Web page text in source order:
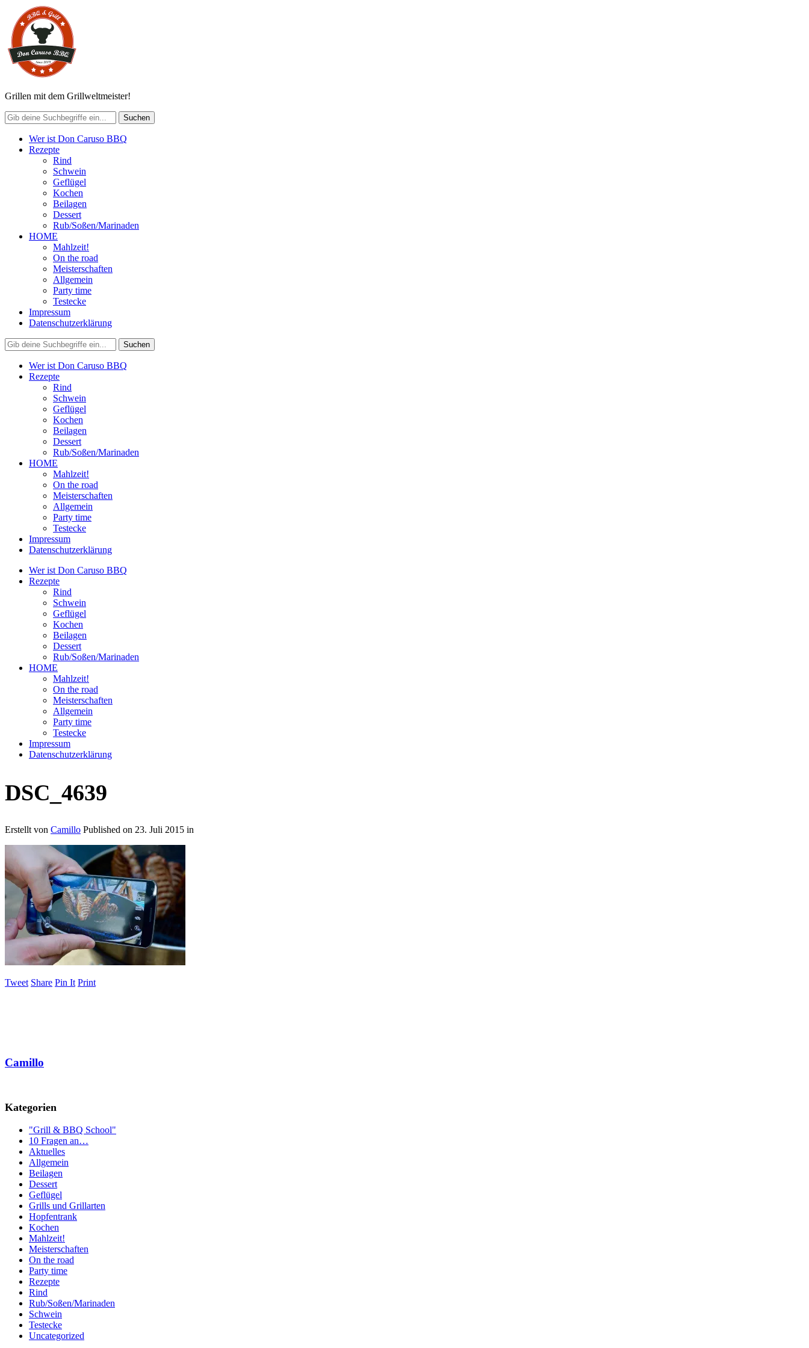
Grillen mit dem Grillweltmeister!
Wer ist Don Caruso BBQ
Rezepte
Rind
Schwein
Geflügel
Kochen
Beilagen
Dessert
Rub/Soßen/Marinaden
HOME
Mahlzeit!
On the road
Meisterschaften
Allgemein
Party time
Testecke
Impressum
Datenschutzerklärung
Wer ist Don Caruso BBQ
Rezepte
Rind
Schwein
Geflügel
Kochen
Beilagen
Dessert
Rub/Soßen/Marinaden
HOME
Mahlzeit!
On the road
Meisterschaften
Allgemein
Party time
Testecke
Impressum
Datenschutzerklärung
Wer ist Don Caruso BBQ
Rezepte
Rind
Schwein
Geflügel
Kochen
Beilagen
Dessert
Rub/Soßen/Marinaden
HOME
Mahlzeit!
On the road
Meisterschaften
Allgemein
Party time
Testecke
Impressum
Datenschutzerklärung
DSC_4639
Erstellt von Camillo Published on 23. Juli 2015 in
Tweet Share Pin It Print
Camillo
Kategorien
"Grill & BBQ School"
10 Fragen an…
Aktuelles
Allgemein
Beilagen
Dessert
Geflügel
Grills und Grillarten
Hopfentrank
Kochen
Mahlzeit!
Meisterschaften
On the road
Party time
Rezepte
Rind
Rub/Soßen/Marinaden
Schwein
Testecke
Uncategorized